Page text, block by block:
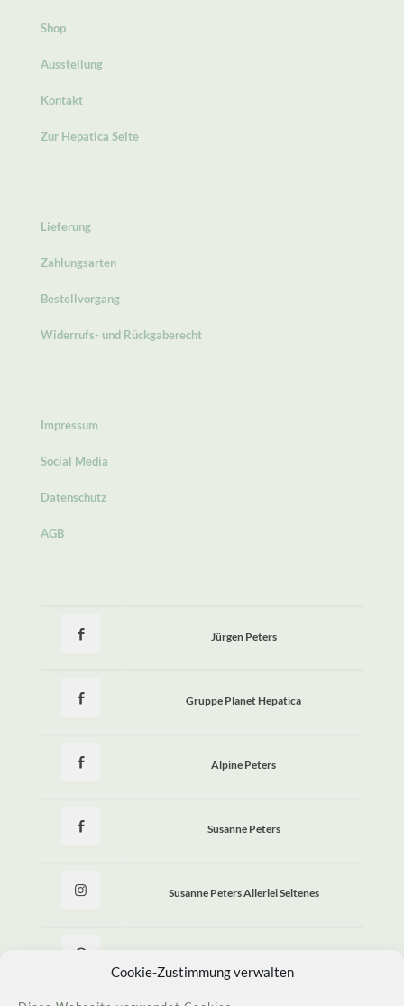
Cookie-Zustimmung verwalten
Shop
Ausstellung
Kontakt
Zur Hepatica Seite
Lieferung
Zahlungsarten
Bestellvorgang
Widerrufs- und Rückgaberecht
Impressum
Social Media
Datenschutz
AGB
Jürgen Peters
Gruppe Planet Hepatica
Alpine Peters
Susanne Peters
Susanne Peters Allerlei Seltenes